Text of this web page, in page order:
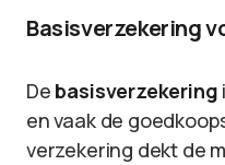
Basisverzekering
De basisverzekering
en vaak de
verzekering dekt de